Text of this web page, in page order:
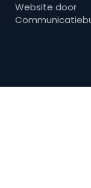
Website door